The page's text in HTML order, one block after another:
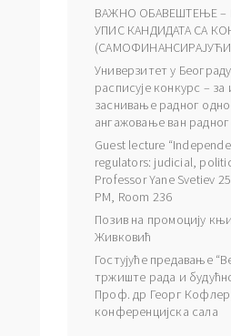
ВАЖНО ОБАВЕШТЕЊЕ
УПИС КАНДИДАТА СА
(САМОФИНАНСИРАЈУЋИ
Универзитет у
расписује конкурс –
заснивање радног
ангажовање ван
Guest lecture
regulators: judicial,
Professor Yane Svetiev
PM, Room 236
Позив на промоцију
Живковић
Гостујуће предавање
тржиште рада и
Проф. др Георг Кофлер,
конференцијска сала